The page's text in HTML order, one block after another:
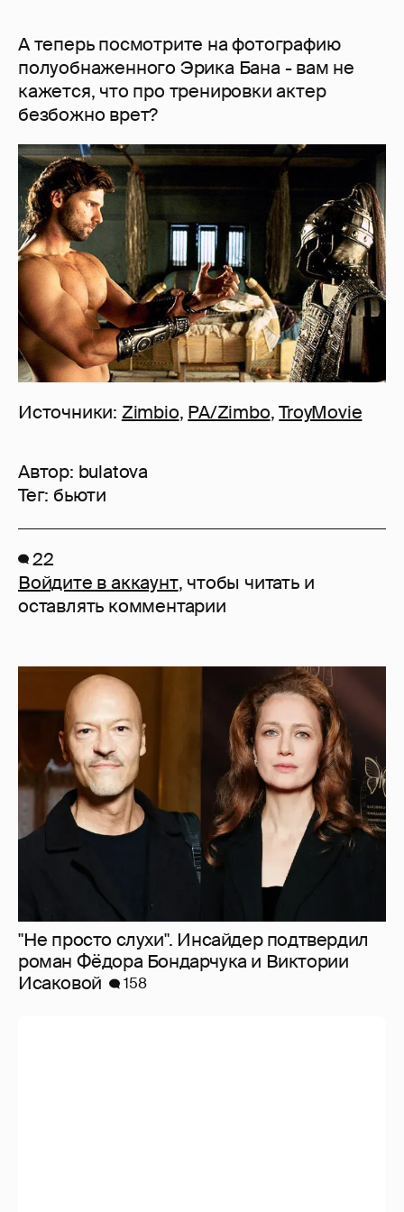
А теперь посмотрите на фотографию
полуобнаженного Эрика Бана - вам не
кажется, что про тренировки актер
безбожно врет?
Источники: Zimbio, PA/Zimbo,TroyMovie
Автор: bulatova
Тег: бьюти
22
Войдите в аккаунт, чтобы читать и
оставлять комментарии
"Не просто слухи". Инсайдер подтвердил
роман Фёдора Бондарчука и Виктории
Исаковой
158